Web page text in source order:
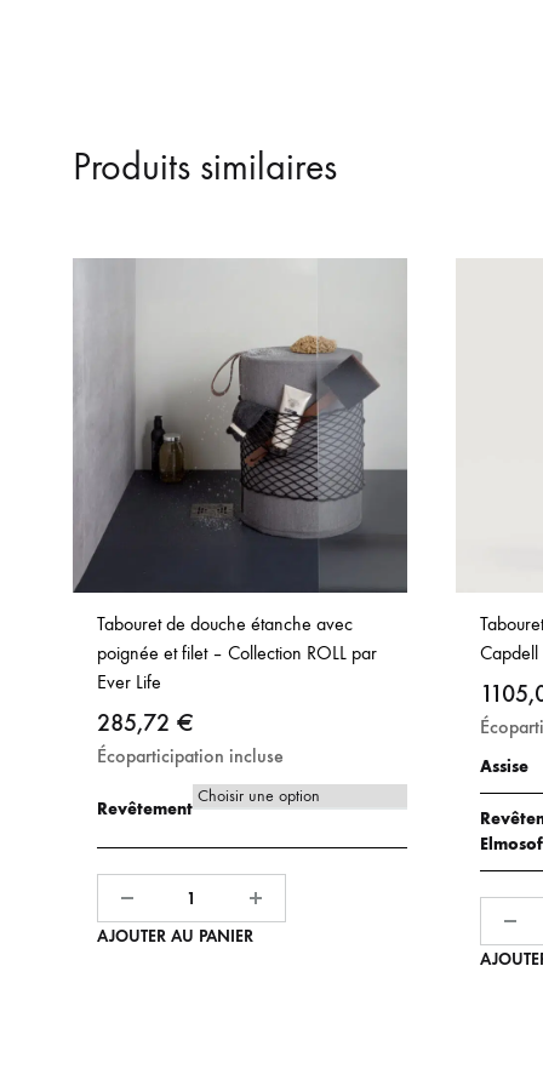
Produits similaires
Tabouret de douche étanche avec
poignée et filet – Collection ROLL par
Ever Life
285,72 €
Écoparticipation incluse
Revêtement
AJOUTER AU PANIER
Capdell
Assise